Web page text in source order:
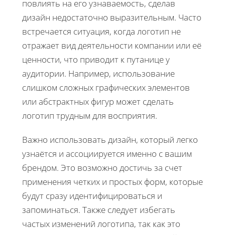
повлиять на его узнаваемость, сделав
дизайн недостаточно выразительным. Часто
встречается ситуация, когда логотип не
отражает вид деятельности компании или её
ценности, что приводит к путанице у
аудитории. Например, использование
слишком сложных графических элементов
или абстрактных фигур может сделать
логотип трудным для восприятия.
Важно использовать дизайн, который легко
узнаётся и ассоциируется именно с вашим
брендом. Это возможно достичь за счет
применения четких и простых форм, которые
будут сразу идентифицироваться и
запоминаться. Также следует избегать
частых изменений логотипа, так как это